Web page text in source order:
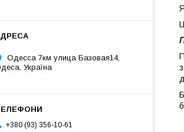
Одесса 7км улица Базовая14,
Україна
+380 (93) 356-10-61